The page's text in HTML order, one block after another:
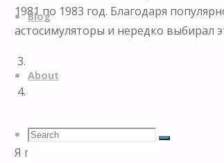
Blog
About
Search
Search
Search
1981 по 1983 год. Благодаря
астосимуляторы и нередко выбирал
3.
4.
Я подошел к этому самолету